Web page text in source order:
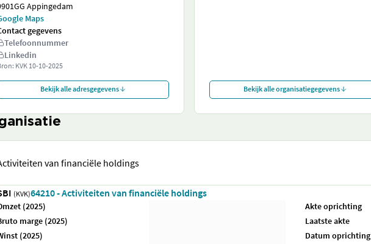
Appingedam
Maps
gegevens
Telefoonnummer
Linkedin
KVK 10-10-2025
Bekijk alle adresgegevens Bekijk alle organisatiegegevens
van financiële holdings
(KVK)64210 - Activiteiten van financiële holdings
(2025)
marge (2025)
(2025)
Akte oprichting
Laatste akte
Datum oprichting